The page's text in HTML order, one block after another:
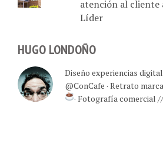
atención al cliente
Líder
HUGO LONDOÑO
Diseño experiencias
@ConCafe · Retrato
· Fotografía comercial